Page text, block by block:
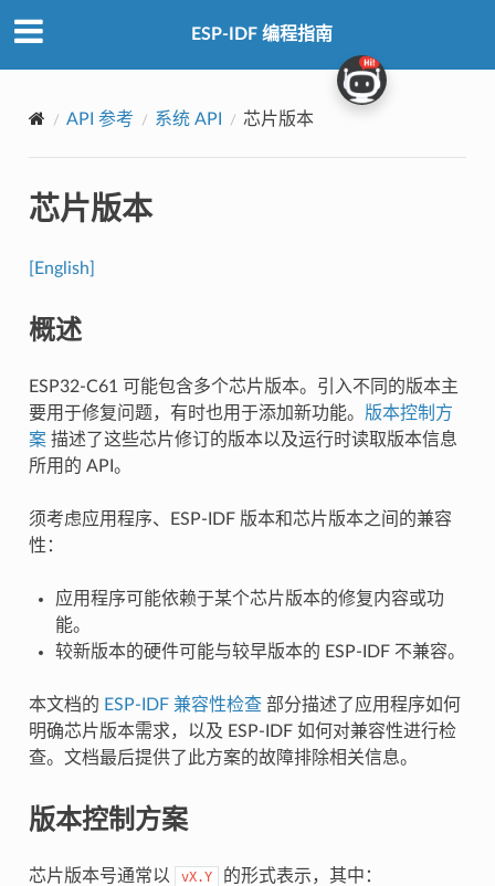
ESP-IDF 编程指南
API 参考 系统 API 芯片版本
芯片版本
[English]
概述
ESP32-C61 可能包含多个芯片版本。引入不同的版本主
要用于修复问题，有时也用于添加新功能。 版本控制方
案描述了这些芯片修订的版本以及运行时读取版本信息
所用的 API。
须考虑应用程序、ESP-IDF 版本和芯片版本之间的兼容
性：
应用程序可能依赖于某个芯片版本的修复内容或功
能。
较新版本的硬件可能与较早版本的 ESP-IDF 不兼容。
本文档的 ESP-IDF 兼容性检查部分描述了应用程序如何
明确芯片版本需求，以及 ESP-IDF 如何对兼容性进行检
查。文档最后提供了此方案的故障排除相关信息。
版本控制方案
芯片版本号通常以 vX.Y 的形式表示，其中：